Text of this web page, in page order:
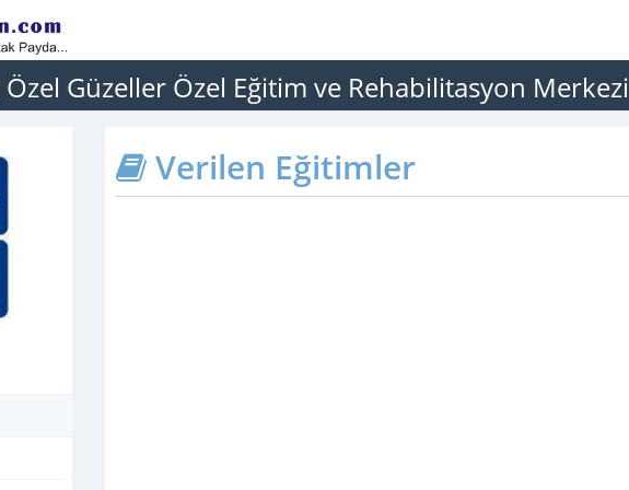
Güzeller Özel Eğitim ve Rehabilitasyon Merkezi
Verilen Eğitimler